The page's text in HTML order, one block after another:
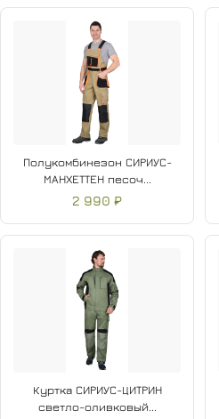
Полукомбинезон СИРИУС-
МАНХЕТТЕН песоч...
2 990 ₽
Куртка СИРИУС-ЦИТРИН
светло-оливковый...